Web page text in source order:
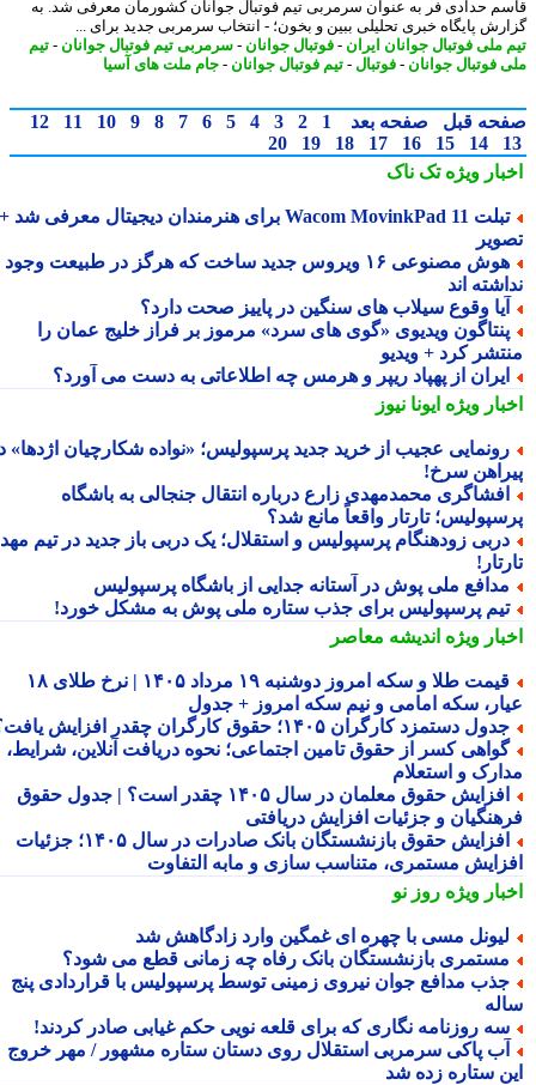
حدادی فر به عنوان سرمربی تیم فوتبال جوانان کشورمان معرفی شد. به
پایگاه خبری تحلیلی ببین و بخون؛ - انتخاب سرمربی جدید برای ...
ملی فوتبال جوانان ایران - فوتبال جوانان-سرمربی تیم فوتبال جوانان-تیم
فوتبال جوانان-فوتبال-تیم فوتبال جوانان-جام ملت های آسیا
قبل صفحه بعد 1
2
3
4
5
6
7
8
9
10
11
12
14
15
16
17
18
19
20
ویژهتک ناک
تبلت Wacom MovinkPad 11 برای هنرمندان دیجیتال معرفی شد +
هوش مصنوعی ۱۶ ویروس جدید ساخت که هرگز در طبیعت وجود
اند
وقوع سیلاب های سنگین در پاییز صحت دارد؟
ویدیوی «گوی های سرد» مرموز بر فراز خلیج عمان را
کرد + ویدیو
از پهپاد ریپر و هرمس چه اطلاعاتی به دست می آورد؟
ویژهایونا نیوز
عجیب از خرید جدید پرسپولیس؛ «نواده شکارچیان اژدها» در
سرخ!
محمدمهدی زارع درباره انتقال جنجالی به باشگاه
تارتار واقعاً مانع شد؟
زودهنگام پرسپولیس و استقلال؛ یک دربی باز جدید در تیم مهدی
ملی پوش در آستانه جدایی از باشگاه پرسپولیس
پرسپولیس برای جذب ستاره ملی پوش به مشکل خورد!
ویژهاندیشه معاصر
قیمت طلا و سکه امروز دوشنبه ۱۹ مرداد ۱۴۰۵ | نرخ طلای ۱۸
سکه امامی و نیم سکه امروز + جدول
دستمزد کارگران ۱۴۰۵؛ حقوق کارگران چقدر افزایش یافت؟
کسر از حقوق تامین اجتماعی؛ نحوه دریافت آنلاین، شرایط،
و استعلام
افزایش حقوق معلمان در سال ۱۴۰۵ چقدر است؟ | جدول حقوق
و جزئیات افزایش دریافتی
افزایش حقوق بازنشستگان بانک صادرات در سال ۱۴۰۵؛ جزئیات
مستمری، متناسب سازی و مابه التفاوت
ویژهروز نو
مسی با چهره ای غمگین وارد زادگاهش شد
بازنشستگان بانک رفاه چه زمانی قطع می شود؟
مدافع جوان نیروی زمینی توسط پرسپولیس با قراردادی پنج
روزنامه نگاری که برای قلعه نویی حکم غیابی صادر کردند!
پاکی سرمربی استقلال روی دستان ستاره مشهور / مهر خروج
ستاره زده شد